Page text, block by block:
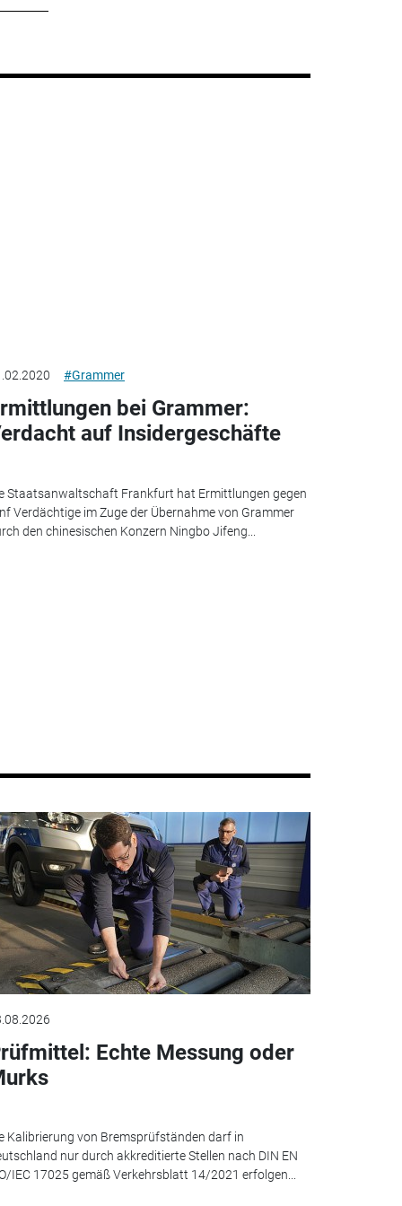
#Grammer
bei Grammer:
auf Insidergeschäfte
Staatsanwaltschaft Frankfurt hat Ermittlungen gegen
Verdächtige im Zuge der Übernahme von Grammer
den chinesischen Konzern Ningbo Jifeng...
Echte Messung oder
Kalibrierung von Bremsprüfständen darf in
nur durch akkreditierte Stellen nach DIN EN
IEC 17025 gemäß Verkehrsblatt 14/2021 erfolgen...